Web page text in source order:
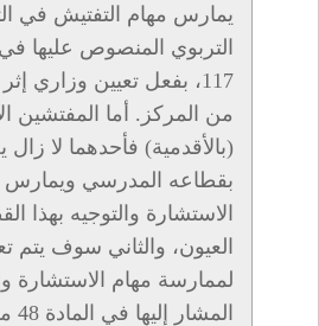
يمارس مهام التفتيش في
التربوي المنصوص عليها
117، بفعل تعيين وزاري
من المركز. أما المفتشين
(بالأقدمية) فأحدهما لا
بقطاعه المدرسي ويمارس
الاستشارة والتوجيه بهذا
العيون، والثاني سوف يتم
لممارسة مهام الاستشارة